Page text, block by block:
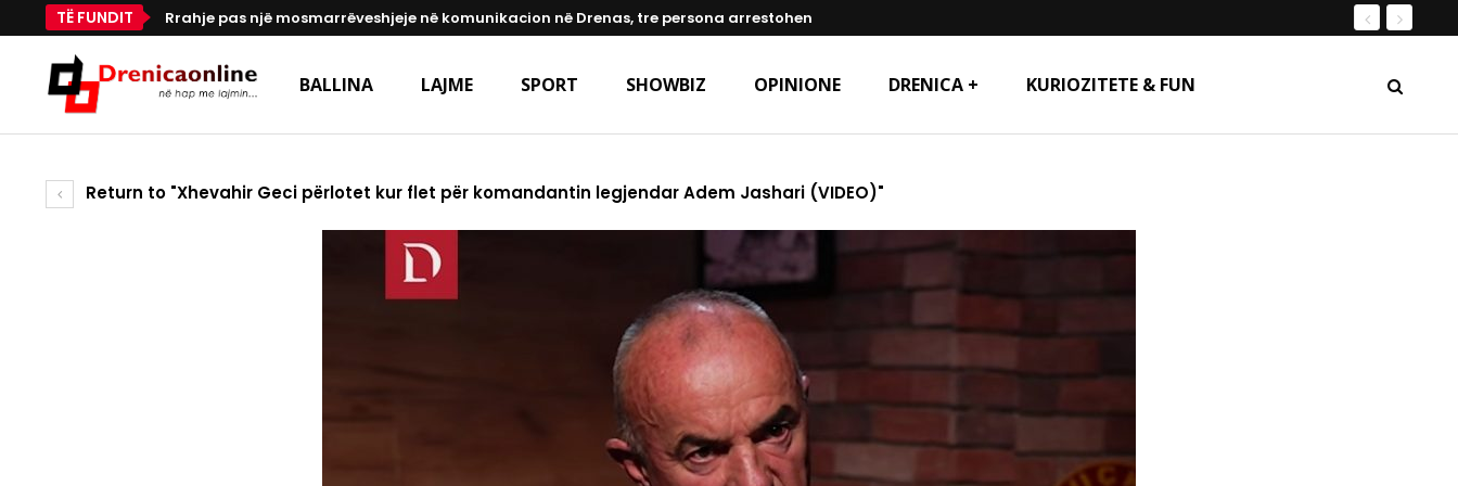
TË FUNDIT Rrahje pas një mosmarrëveshjeje në komunikacion në Drenas, tre persona arrestohen
BALLINA LAJME SPORT SHOWBIZ OPINIONE DRENICA + KURIOZITETE & FUN
Return to "Xhevahir Geci përlotet kur flet për komandantin legjendar Adem Jashari (VIDEO)"